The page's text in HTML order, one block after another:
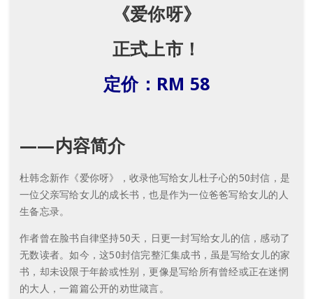
《爱你呀》
正式上市！
定价： RM 58
——内容简介
杜韩念新作《爱你呀》，收录他写给女儿杜子心的50封信，是
一位父亲写给女儿的成长书，也是作为一位爸爸写给女儿的人
生备忘录。
作者曾在脸书自律坚持50天，日更一封写给女儿的信，感动了
无数读者。如今，这50封信完整汇集成书，虽是写给女儿的家
书，却未设限于年龄或性别，更像是写给所有曾经或正在迷惘
的大人，一篇篇公开的劝世箴言。